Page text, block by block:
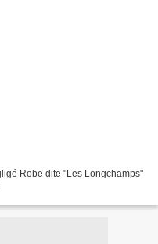
Robe dite "Les Longchamps"